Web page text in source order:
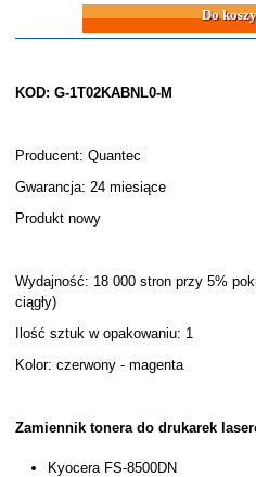
Do koszyka
KOD: G-1T02KABNL0-M
Producent: Quantec
Gwarancja: 24 miesiące
Produkt nowy
Wydajność: 18 000 stron przy 5%
ciągły)
Ilość sztuk w opakowaniu: 1
Kolor: czerwony - magenta
Zamiennik tonera do drukarek
Kyocera FS-8500DN